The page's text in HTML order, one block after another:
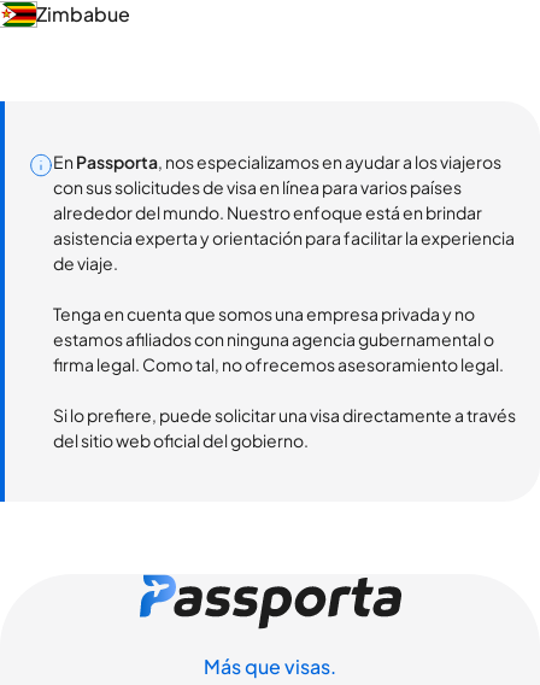
Zimbabue
En Passporta, nos especializamos en ayudar a los viajeros
con sus solicitudes de visa en línea para varios países
alrededor del mundo. Nuestro enfoque está en brindar
asistencia experta y orientación para facilitar la experiencia
de viaje.
Tenga en cuenta que somos una empresa privada y no
estamos afiliados con ninguna agencia gubernamental o
firma legal. Como tal, no ofrecemos asesoramiento legal.
Si lo prefiere, puede solicitar una visa directamente a través
del sitio web oficial del gobierno.
Más que visas.